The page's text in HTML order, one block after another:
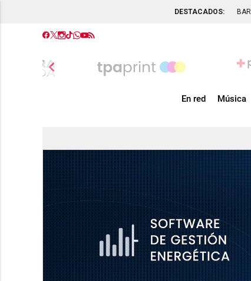
DESTACADOS:
chevron_left
En red Música